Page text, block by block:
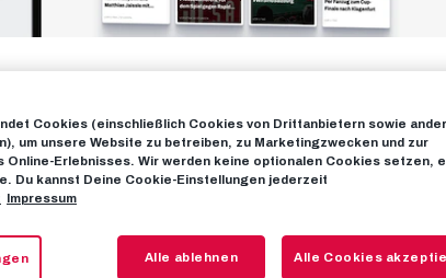
bricht
Cookies (einschließlich Cookies von Drittanbietern sowie
um unsere Website zu betreiben, zu Marketingzwecken und zur
Online-Erlebnisses. Wir werden keine optionalen Cookies setzen,
Du kannst Deine Cookie-Einstellungen jederzeit
Impressum
Alle ablehnen Alle Cookies